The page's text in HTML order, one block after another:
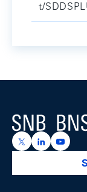
t/
Logo
https://x.com/
https://